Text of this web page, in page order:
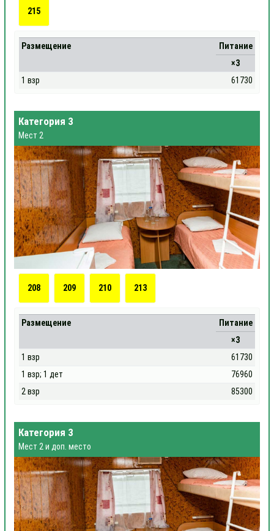
215
Размещение
Питание
×3
1 взр
61730
Категория 3
Мест 2
208 209 210 213
Размещение
Питание
×3
1 взр
61730
1 взр; 1 дет
76960
2 взр
85300
Категория 3
Мест 2 и доп. место